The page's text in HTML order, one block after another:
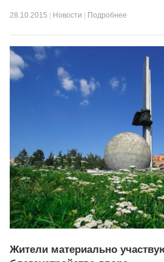
28.10.2015 Новости Подробнее
Жители материально